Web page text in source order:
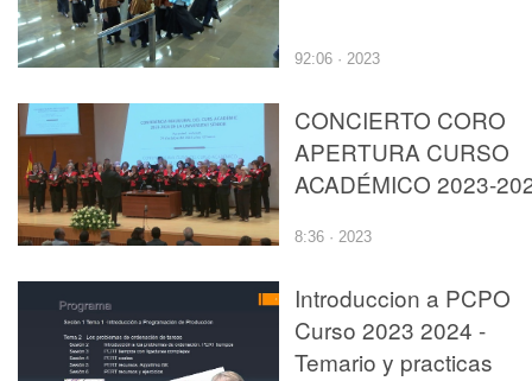
92:06 · 2023
CONCIERTO CORO
APERTURA CURSO
ACADÉMICO 2023-
8:36 · 2023
Introduccion a PCPO
Curso 2023 2024 -
Temario y practicas